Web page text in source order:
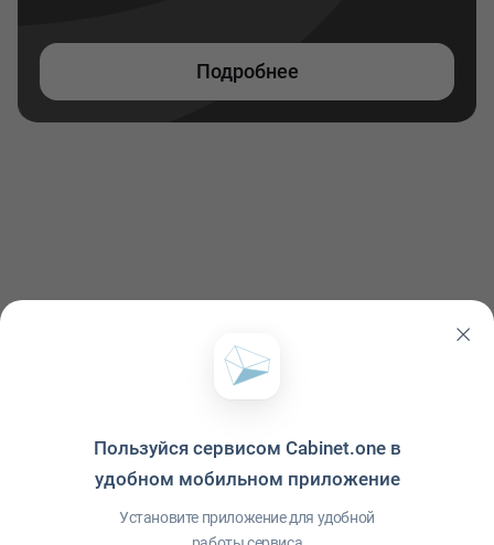
Подробнее
Политика конфиденциальности Условия использования
Приложение© ООО "Межрегиональный Информационный центр"
Пользуйся сервисом Cabinet.one в
удобном мобильном приложение
Установите приложение для удобной